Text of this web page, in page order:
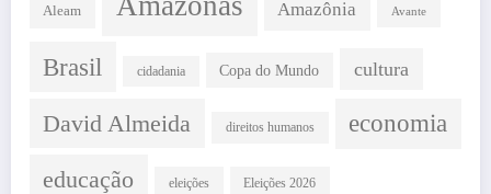
Aleam Amazônia Avante
Brasil cidadania Copa do Mundo cultura
David Almeida direitos humanos economia
educação eleições Eleições 2026